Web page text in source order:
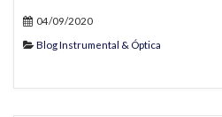
04/09/2020
Blog Instrumental & Óptica